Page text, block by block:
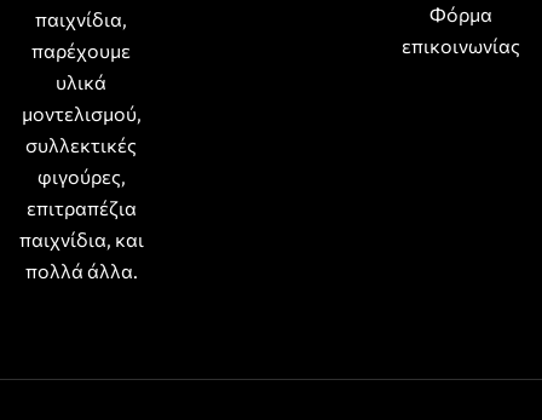
παιχνίδια,
παρέχουμε
υλικά
μοντελισμού,
συλλεκτικές
φιγούρες,
επιτραπέζια
παιχνίδια, και
πολλά άλλα.
Φόρμα
επικοινωνίας